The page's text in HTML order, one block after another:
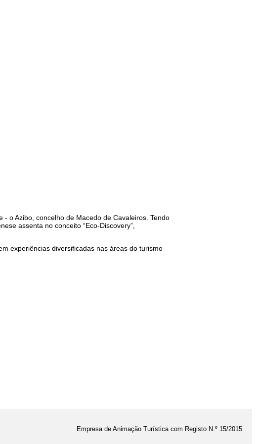
o Azibo, concelho de Macedo de Cavaleiros. Tendo
assenta no conceito “Eco-Discovery”,
experiências diversificadas nas áreas do turismo
Empresa de Animação Turística com Registo N.º 15/2015